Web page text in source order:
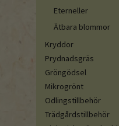
Eterneller
Ätbara blommor
Kryddor
Prydnadsgräs
Gröngödsel
Mikrogrönt
Odlingstillbehör
Trädgårdstillbehör